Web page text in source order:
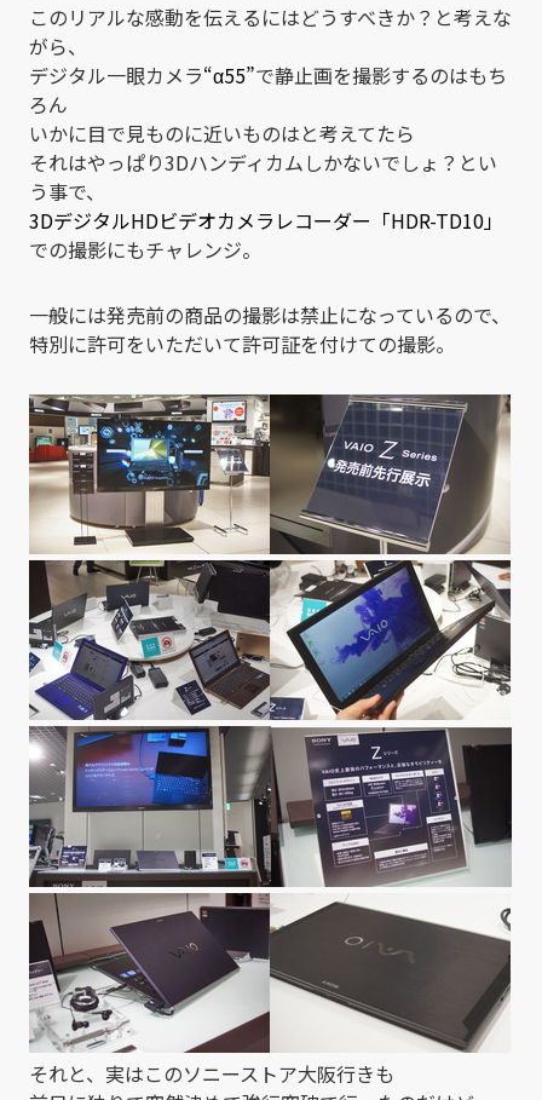
このリアルな感動を伝えるにはどうすべきか？と考えな
がら、
デジタル一眼カメラ“α55”で静止画を撮影するのはもち
ろん
いかに目で見ものに近いものはと考えてたら
それはやっぱり3Dハンディカムしかないでしょ？とい
う事で、
3DデジタルHDビデオカメラレコーダー「HDR-TD10」
での撮影にもチャレンジ。
一般には発売前の商品の撮影は禁止になっているので、
特別に許可をいただいて許可証を付けての撮影。
それと、実はこのソニーストア大阪行きも